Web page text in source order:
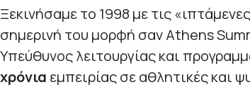
Ξεκινήσαμε το 1998 με τις
σημερινή του μορφή σαν Athens
Υπεύθυνος λειτουργίας και
χρόνια εμπειρίας σε αθλητικές και